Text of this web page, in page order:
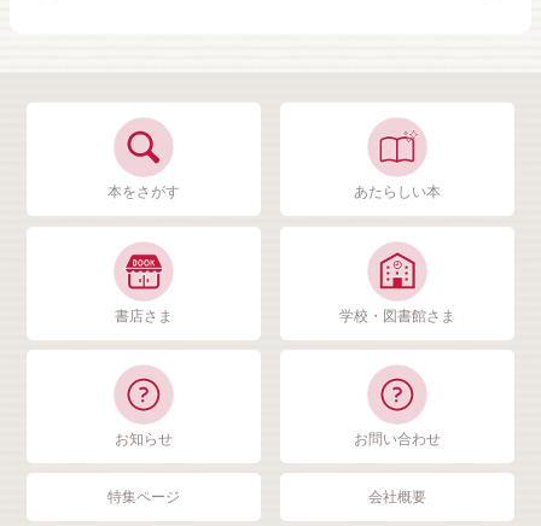
本をさがす あたらしい本
書店さま 学校・図書館さま
お知らせ お問い合わせ
特集ページ 会社概要